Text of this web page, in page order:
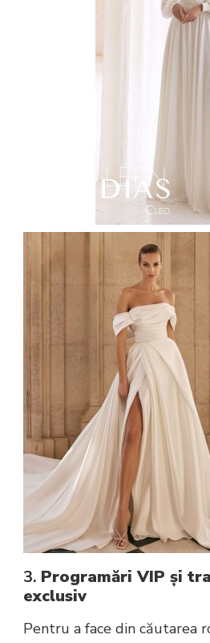
3. Programări VIP și
exclusiv
Pentru a face din căutarea